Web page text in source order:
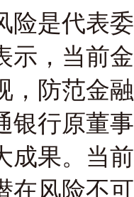
险是代表
示，当前
，防范金
银行原董
成果。当
在风险不